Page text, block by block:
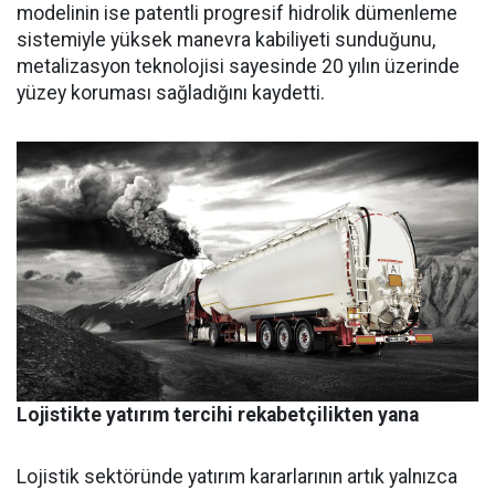
modelinin ise patent­li progresif hidrolik dümenleme
sistemiyle yüksek manevra kabi­liyeti sunduğunu,
metalizasyon teknolojisi sayesinde 20 yılın üze­rinde
yüzey koruması sağladığını kaydetti.
Lojistikte yatırım tercihi rekabetçilikten yana
Lojistik sektöründe yatırım ka­rarlarının artık yalnızca